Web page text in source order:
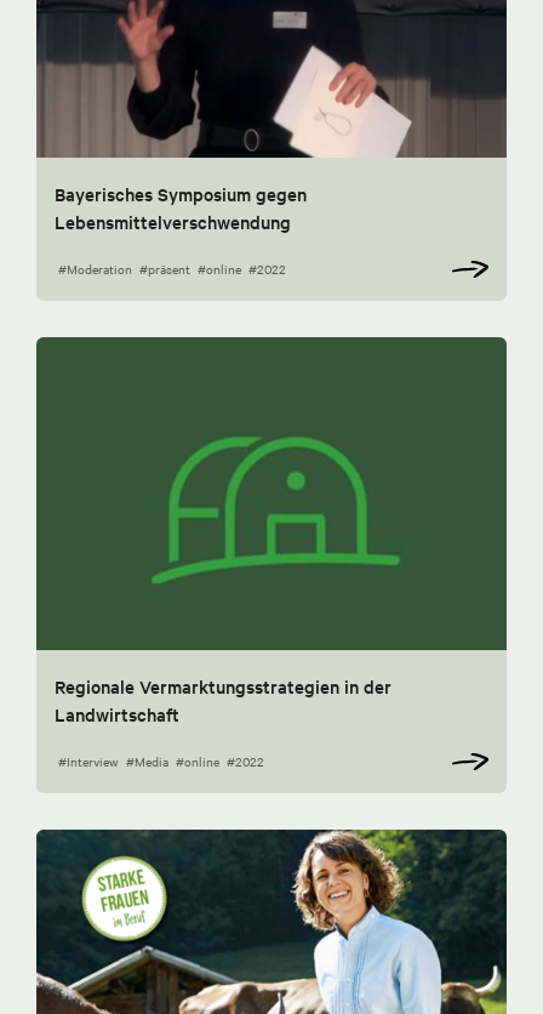
Bayerisches Symposium gegen
Lebensmittelverschwendung
#Moderation #präsent #online #2022
Regionale Vermarktungsstrategien in der
Landwirtschaft
#Interview #Media #online #2022